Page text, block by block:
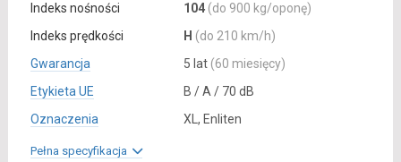
Indeks nośności
104 (do 900 kg/oponę)
Indeks prędkości
H (do 210 km/h)
Gwarancja
5 lat (60 miesięcy)
Etykieta UE
B / A / 70 dB
Oznaczenia
XL, Enliten
Pełna specyfikacja